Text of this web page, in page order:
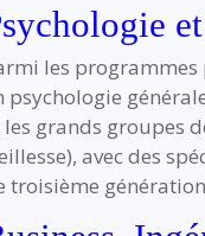
les
psychologie
les grands groupes
avec des
troisième